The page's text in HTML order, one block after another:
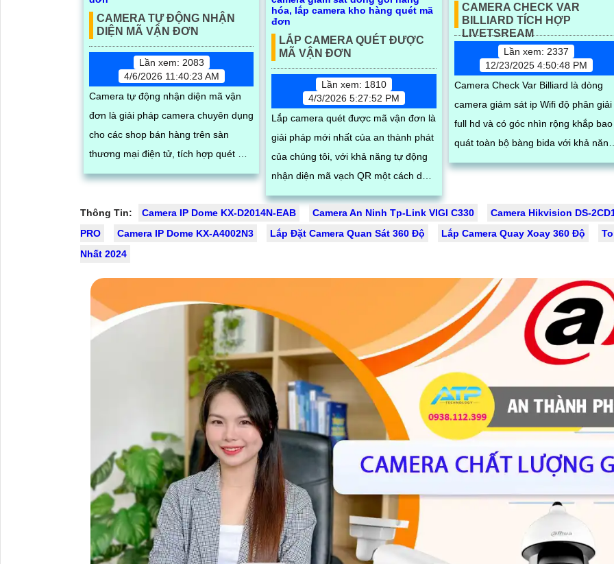
CAMERA TỰ ĐỘNG NHẬN
DIỆN MÃ VẬN ĐƠN
Lần xem: 2083
4/6/2026 11:40:23 AM
Camera tự động nhận diện mã vận
đơn là giải pháp camera chuyên dụng
cho các shop bán hàng trên sàn
thương mại điện tử, tích hợp quét mã
QR tự động tối ưu hóa quy trình đóng
hàng một cách dễ dàng, tải video trực
tiếp trên phần mềm giúp khiếu nại
đơn hàng dễ dàng
LẮP CAMERA QUÉT ĐƯỢC
MÃ VẬN ĐƠN
Lần xem: 1810
4/3/2026 5:27:52 PM
Lắp camera quét được mã vận đơn là
giải pháp mới nhất của an thành phát
của chúng tôi, với khả năng tự động
nhận diện mã vạch QR một cách dễ
dàng và tự động không cần thao tác,
giúp tối ưu tiết kiệm chi phí và tối ưu
hóa quy trình vận hành của shop của
CAMERA CHECK VAR
BILLIARD TÍCH HỢP
LIVETSREAM
Lần xem: 2337
12/23/2025 4:50:48 PM
Camera Check Var Billiard là dòng
camera giám sát ip Wifi độ phân giải
full hd và có góc nhìn rộng khắp bao
quát toàn bộ bàng bida với khả năng
giám sát 24/24 ổn định lưu trữ linh
Thông Tin:
Camera IP Dome KX-D2014N-EAB Camera An Ninh Tp-Link VIGI C330
Camera Hikvision DS-
PRO
Camera IP Dome KX-A4002N3 Lắp Đặt Camera Quan Sát 360 Độ Lắp Camera Quay Xoay 360 Độ
Nhất 2024